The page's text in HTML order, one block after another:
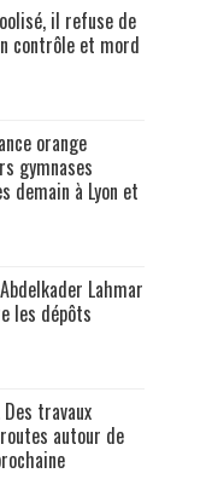
il refuse de
contrôle et mord
orange
gymnases
demain à Lyon et
Lahmar
les dépôts
travaux
autour de